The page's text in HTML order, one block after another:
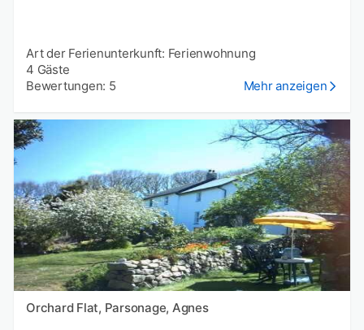
Art der Ferienunterkunft: Ferienwohnung
4 Gäste
Bewertungen: 5
Mehr anzeigen
Orchard Flat, Parsonage, Agnes